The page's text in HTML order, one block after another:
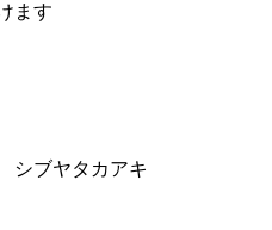
ます
シブヤタカアキ